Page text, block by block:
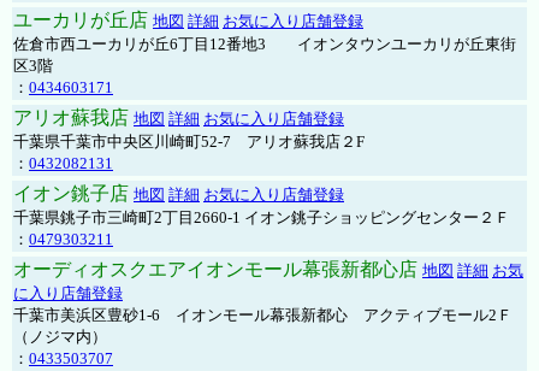
ユーカリが丘店 地図 詳細 お気に入り店舗登録
佐倉市西ユーカリが丘6丁目12番地3 イオンタウンユーカリが丘東街
区3階
： 0434603171
アリオ蘇我店 地図 詳細 お気に入り店舗登録
千葉県千葉市中央区川崎町52-7 アリオ蘇我店２F
： 0432082131
イオン銚子店 地図 詳細 お気に入り店舗登録
千葉県銚子市三崎町2丁目2660-1 イオン銚子ショッピングセンター２Ｆ
： 0479303211
オーディオスクエアイオンモール幕張新都心店 地図 詳細 お気
に入り店舗登録
千葉市美浜区豊砂1-6 イオンモール幕張新都心 アクティブモール2Ｆ
（ノジマ内）
： 0433503707